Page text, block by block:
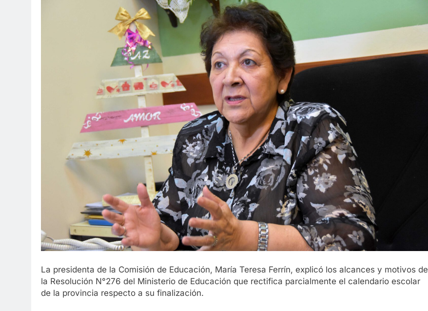
La presidenta de la Comisión de Educación, María Teresa Ferrín, explicó los alcances y motivos de
la Resolución N°276 del Ministerio de Educación que rectifica parcialmente el calendario escolar
de la provincia respecto a su finalización.